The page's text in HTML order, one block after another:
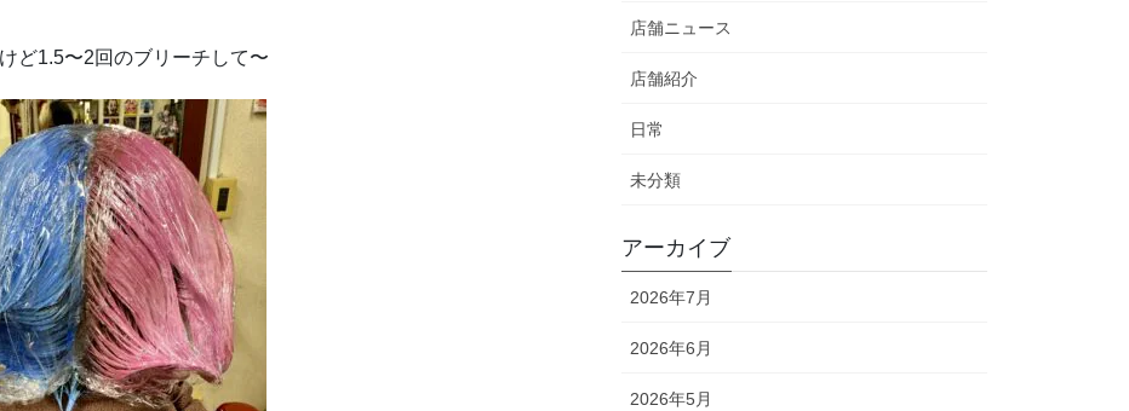
ど1.5〜2回のブリーチして〜
店舗ニュース
店舗紹介
日常
未分類
アーカイブ
2026年7月
2026年6月
2026年5月